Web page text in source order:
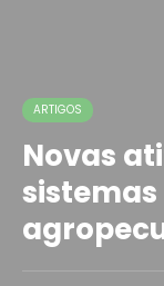
ARTIGOS
Novas